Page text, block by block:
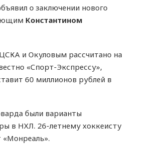
о заключении нового
Константином
и Окуловым рассчитано на
«Спорт-Экспрессу»,
60 миллионов рублей в
были варианты
в НХЛ. 26-летнему хоккеисту
«Монреаль».